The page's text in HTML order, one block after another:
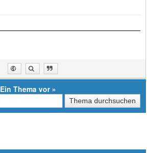
Ein Thema vor»